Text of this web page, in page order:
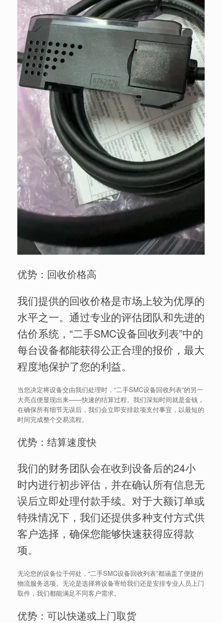
优势：回收价格高
我们提供的回收价格是市场上较为优厚的
水平之一。通过专业的评估团队和先进的
估价系统，“二手SMC设备回收列表”中的
每台设备都能获得公正合理的报价，最大
程度地保护了您的利益。
当您决定将设备交由我们处理时，“二手SMC设备回收列表”的另一
大亮点便显现出来——快速的结算过程。我们深知时间就是金钱，
在确保所有细节无误后，我们会立即安排款项支付事宜，以最短的
时间完成整个交易流程。
优势：结算速度快
我们的财务团队会在收到设备后的24小
时内进行初步评估，并在确认所有信息无
误后立即处理付款手续。对于大额订单或
特殊情况下，我们还提供多种支付方式供
客户选择，确保您能够快速获得应得款
项。
无论您的设备位于何处，“二手SMC设备回收列表”都涵盖了便捷的
物流服务选项。无论是选择将设备寄给我们还是安排专业人员上门
取件，我们都能满足不同客户需求。
优势：可以快递或上门取货